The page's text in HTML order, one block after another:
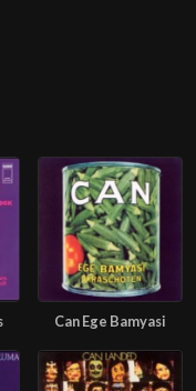
Can Ege Bamyasi